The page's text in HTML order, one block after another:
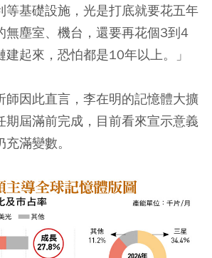
等基礎設施，光是打底就要花五年
無塵室、機台，還要再花個3到4
起來，恐怕都是10年以上。」
師因此直言，李在明的記憶體大擴
期屆滿前完成，目前看來宣示意義
滿變數。